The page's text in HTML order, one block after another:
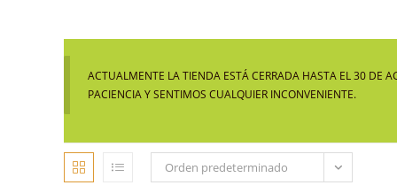
ACTUALMENTE LA TIENDA ESTÁ CERRADA HASTA EL 30 DE
PACIENCIA Y SENTIMOS CUALQUIER INCONVENIENTE.
Orden predeterminado